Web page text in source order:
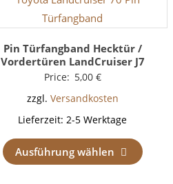
Pin Türfangband Hecktür /
Vordertüren LandCruiser J7
Price: 5,00 €
zzgl. Versandkosten
Lieferzeit:2-5 Werktage
Ausführung wählen